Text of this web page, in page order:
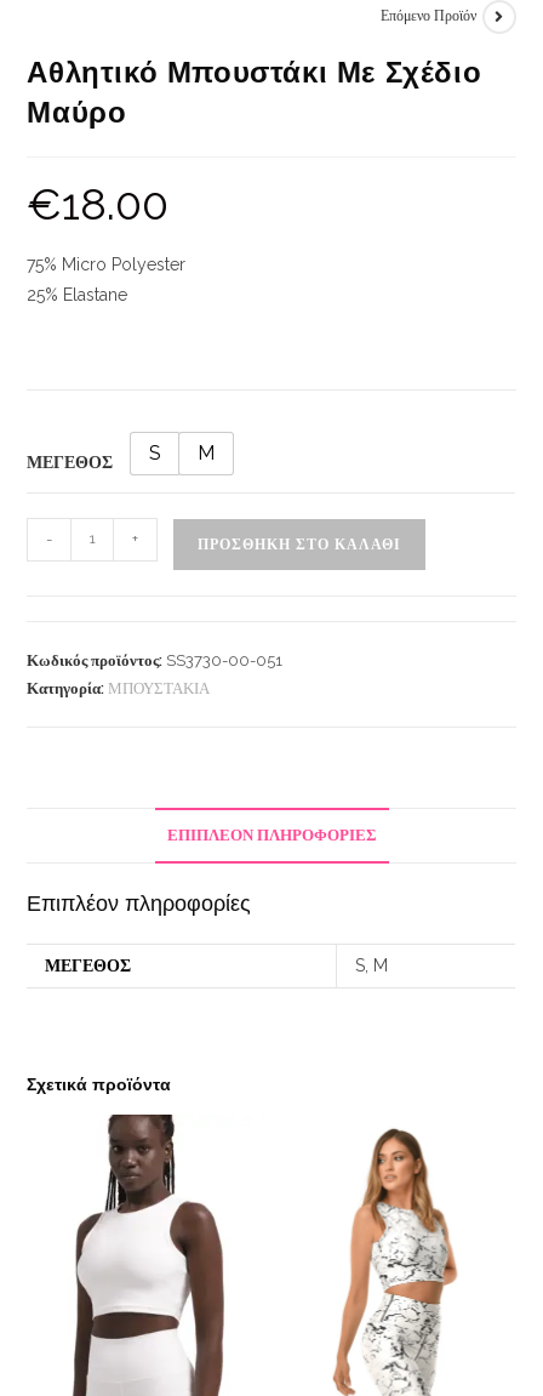
Επόμενο Προϊόν
Αθλητικό Μπουστάκι Με Σχέδιο
Μαύρο
€18.00
75% Micro Polyester
25% Elastane
ΜΕΓΕΘΟΣ S M
- + ΠΡΟΣΘΉΚΗ ΣΤΟ ΚΑΛΆΘΙ
Κωδικός προϊόντος: SS3730-00-051
Κατηγορία: ΜΠΟΥΣΤΑΚΙΑ
ΕΠΙΠΛΈΟΝ ΠΛΗΡΟΦΟΡΊΕΣ
Επιπλέον πληροφορίες
ΜΕΓΕΘΟΣ S, M
Σχετικά προϊόντα